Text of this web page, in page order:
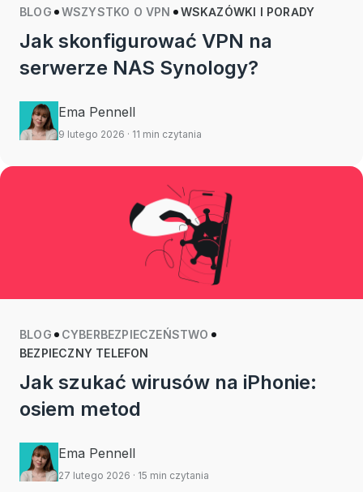
BLOG WSZYSTKO O VPN WSKAZÓWKI I PORADY
Jak skonfigurować VPN na
serwerze NAS Synology?
Ema Pennell
9 lutego 2026 · 11 min czytania
BLOG
CYBERBEZPIECZEŃSTWO
BEZPIECZNY TELEFON
Jak szukać wirusów na iPhonie:
osiem metod
Ema Pennell
27 lutego 2026 · 15 min czytania